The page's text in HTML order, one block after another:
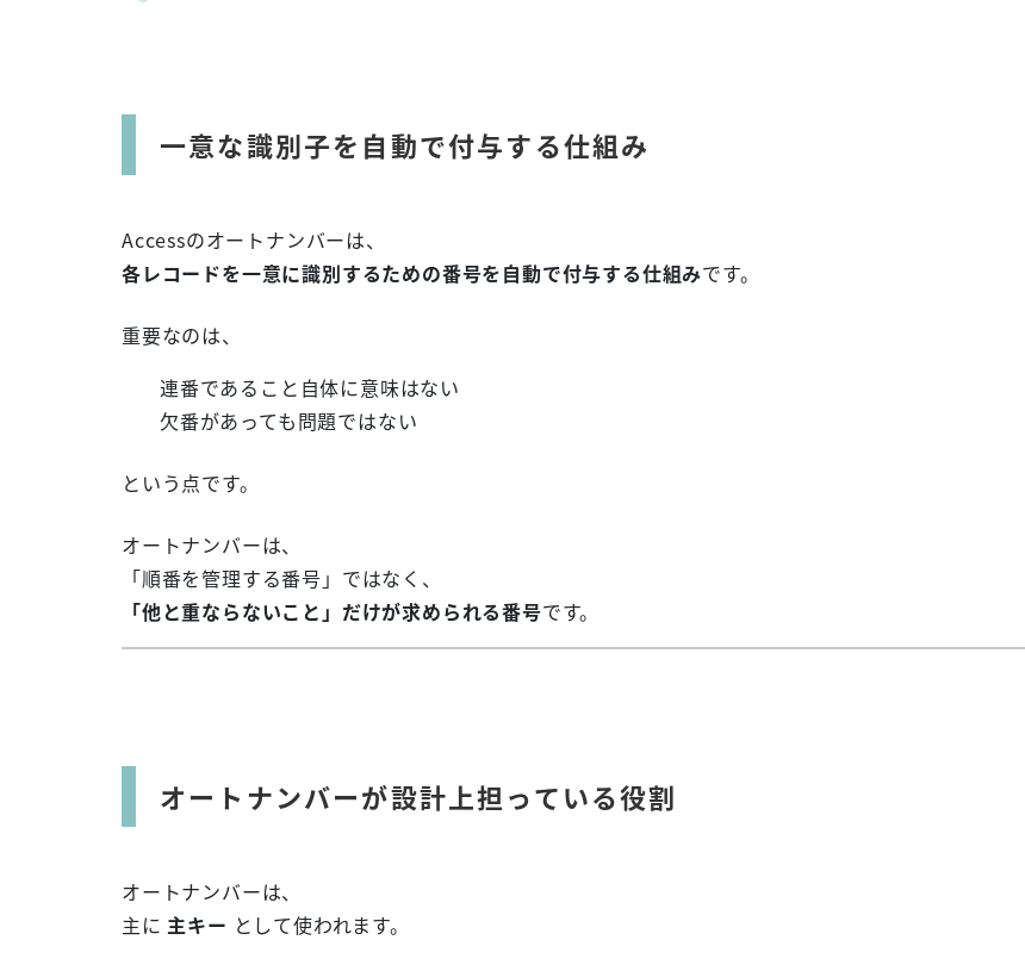
一意な識別子を自動で付与する仕組み
Accessのオートナンバーは、
各レコードを一意に識別するための番号を自動で付与する仕組みです。
重要なのは、
連番であること自体に意味はない
欠番があっても問題ではない
という点です。
オートナンバーは、
「順番を管理する番号」ではなく、
「他と重ならないこと」だけが求められる番号です。
オートナンバーが設計上担っている役割
オートナンバーは、
主に主キー として使われます。